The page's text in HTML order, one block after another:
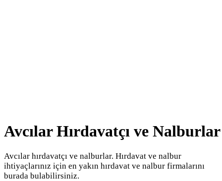
Avcılar Hırdavatçı ve Nalburlar
Avcılar hırdavatçı ve nalburlar. Hırdavat ve nalbur
ihtiyaçlarınız için en yakın hırdavat ve nalbur firmalarını
burada bulabilirsiniz.